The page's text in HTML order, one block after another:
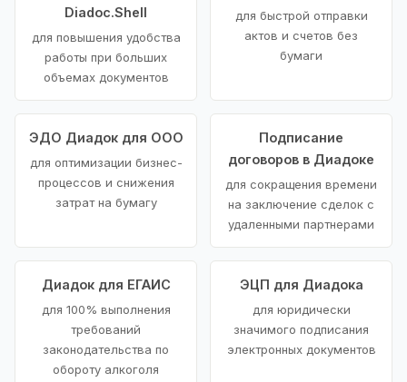
Diadoc.Shell
для повышения удобства
работы при больших
объемах документов
для быстрой отправки
актов и счетов без
бумаги
ЭДО Диадок для ООО
для оптимизации бизнес-
процессов и снижения
затрат на бумагу
Подписание
договоров в Диадоке
для сокращения времени
на заключение сделок с
удаленными партнерами
Диадок для ЕГАИС
для 100% выполнения
требований
законодательства по
обороту алкоголя
ЭЦП для Диадока
для юридически
значимого подписания
электронных документов